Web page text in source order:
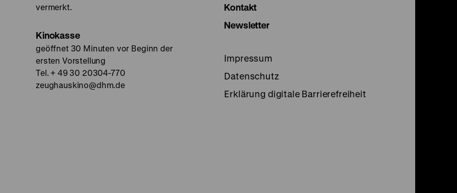
vermerkt.
Kinokasse
geöffnet 30 Minuten vor Beginn der
ersten Vorstellung
Tel. + 49 30 20304-770
zeughauskino@dhm.de
Kontakt
Newsletter
Impressum
Datenschutz
Erklärung digitale Barrierefreiheit